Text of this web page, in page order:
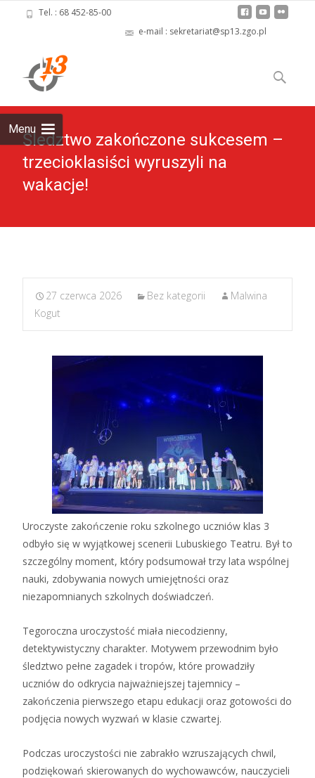
Tel. : 68 452-85-00
e-mail : sekretariat@sp13.zgo.pl
Menu
to
content
Szukaj:
Śledztwo zakończone sukcesem –
trzecioklasiści wyruszyli na
wakacje!
27 czerwca 2026 Bez kategorii
Malwina
Kogut
Uroczyste zakończenie roku szkolnego uczniów klas 3
odbyło się w wyjątkowej scenerii Lubuskiego Teatru. Był to
szczególny moment, który podsumował trzy lata wspólnej
nauki, zdobywania nowych umiejętności oraz
niezapomnianych szkolnych doświadczeń.
Tegoroczna uroczystość miała niecodzienny,
detektywistyczny charakter. Motywem przewodnim było
śledztwo pełne zagadek i tropów, które prowadziły
uczniów do odkrycia najważniejszej tajemnicy –
zakończenia pierwszego etapu edukacji oraz gotowości do
podjęcia nowych wyzwań w klasie czwartej.
Podczas uroczystości nie zabrakło wzruszających chwil,
podziękowań skierowanych do wychowawców, nauczycieli